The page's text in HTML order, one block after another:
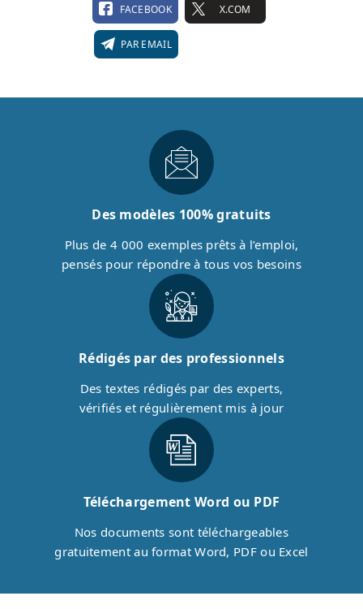
FACEBOOK X.COM
PAR EMAIL
Des modèles 100% gratuits
Plus de 4 000 exemples prêts à l’emploi,
pensés pour répondre à tous vos besoins
Rédigés par des professionnels
Des textes rédigés par des experts,
vérifiés et régulièrement mis à jour
Téléchargement Word ou PDF
Nos documents sont téléchargeables
gratuitement au format Word, PDF ou Excel